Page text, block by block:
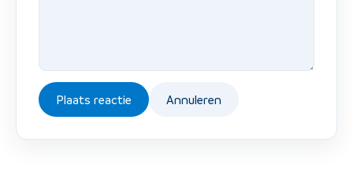
Plaats reactie Annuleren